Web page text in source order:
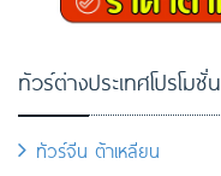
ทัวร์ต่างประเทศโปรโมชั่น
ทัวร์จีน ต้าเหลียน